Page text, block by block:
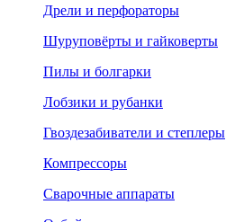
Дрели и перфораторы
Шуруповёрты и гайковерты
Пилы и болгарки
Лобзики и рубанки
Гвоздезабиватели и степлеры
Компрессоры
Сварочные аппараты